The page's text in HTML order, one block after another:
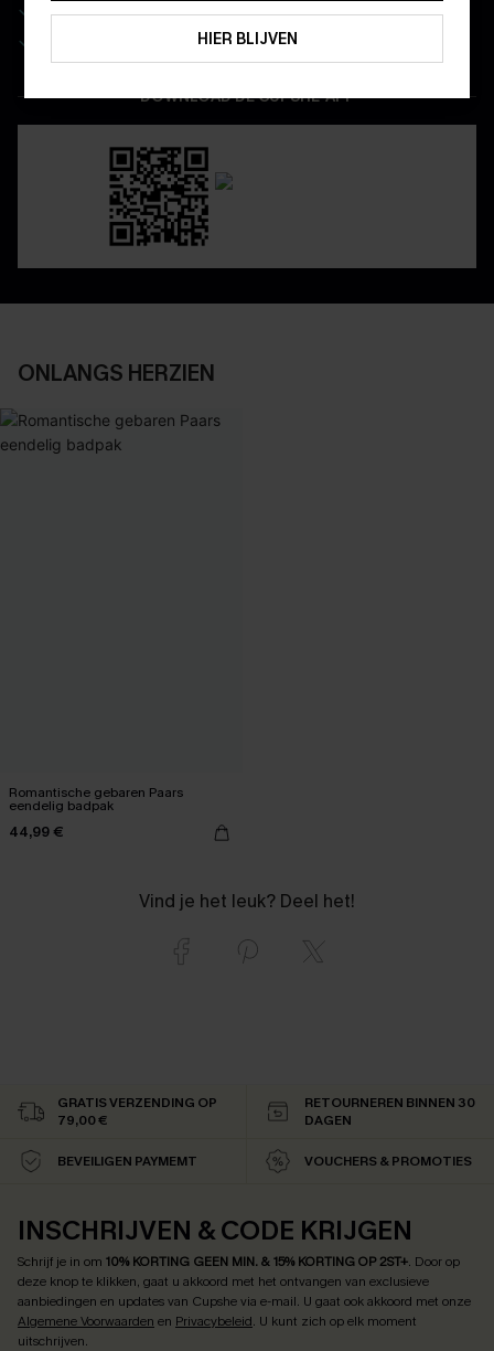
Real-time besteltracking
Geniet van eenvoudig retourneren via de app
DOWNLOAD DE CUPSHE-APP
ONLANGS HERZIEN
Romantische gebaren Paars
eendelig badpak
44,99 €
Vind je het leuk? Deel het!
HIER BLIJVEN
GRATIS VERZENDING OP
79,00 €
RETOURNEREN BINNEN 30
DAGEN
BEVEILIGEN PAYMEMT VOUCHERS & PROMOTIES
INSCHRIJVEN & CODE KRIJGEN
Schrijf je in om 10% KORTING GEEN MIN. & 15% KORTING OP 2ST+. Door op
deze knop te klikken, gaat u akkoord met het ontvangen van exclusieve
aanbiedingen en updates van Cupshe via e-mail. U gaat ook akkoord met onze
Algemene Voorwaarden en Privacybeleid. U kunt zich op elk moment
uitschrijven.
ABONNEREN